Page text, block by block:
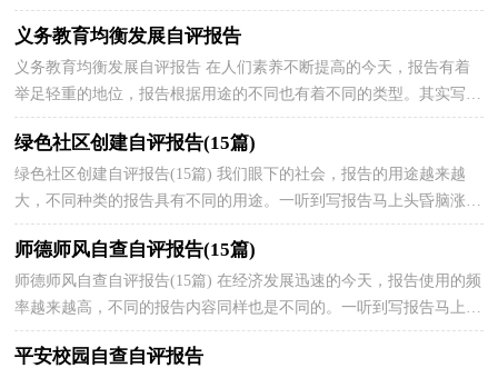
在对写报告感到一筹莫展吗？以下是小编帮大家整理...
义务教育均衡发展自评报告
义务教育均衡发展自评报告 在人们素养不断提高的今天，报告有着
举足轻重的地位，报告根据用途的不同也有着不同的类型。其实写报
告并没有想象中那么难，以下是小编帮大家整理的义...
绿色社区创建自评报告(15篇)
绿色社区创建自评报告(15篇) 我们眼下的社会，报告的用途越来越
大，不同种类的报告具有不同的用途。一听到写报告马上头昏脑涨？
以下是小编精心整理的绿色社区创建自评报告，希望能...
师德师风自查自评报告(15篇)
师德师风自查自评报告(15篇) 在经济发展迅速的今天，报告使用的频
率越来越高，不同的报告内容同样也是不同的。一听到写报告马上头
昏脑涨？下面是小编为大家收集的师德师风自查自...
平安校园自查自评报告